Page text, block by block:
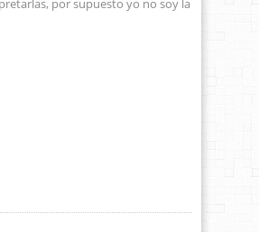
por supuesto yo no soy la